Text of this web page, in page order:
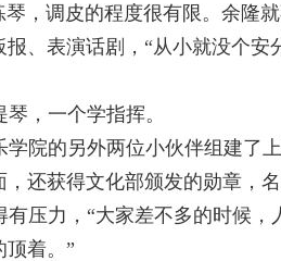
，调皮的程度很有限。余隆
、表演话剧，“从小就没个
，一个学指挥。
院的另外两位小伙伴组建了
还获得文化部颁发的勋章，名
压力，“大家差不多的时候
着。”